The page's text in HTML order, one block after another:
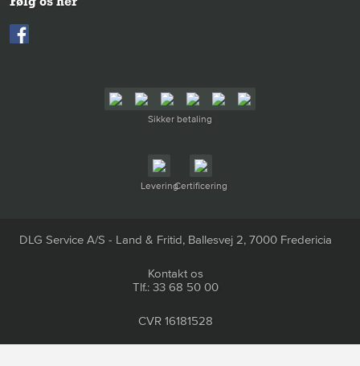
Sikker betaling
LeveringCertificering
DLG Service A/S - Land & Fritid, Ballesvej 2, 7000 Fredericia
Kontakt os
Tlf.: 33 68 50 00
CVR 16181528